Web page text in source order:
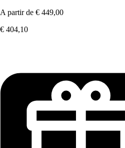
A partir de € 449,00
€ 404,10